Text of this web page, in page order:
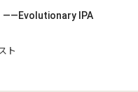
――Evolutionary IPA
ト